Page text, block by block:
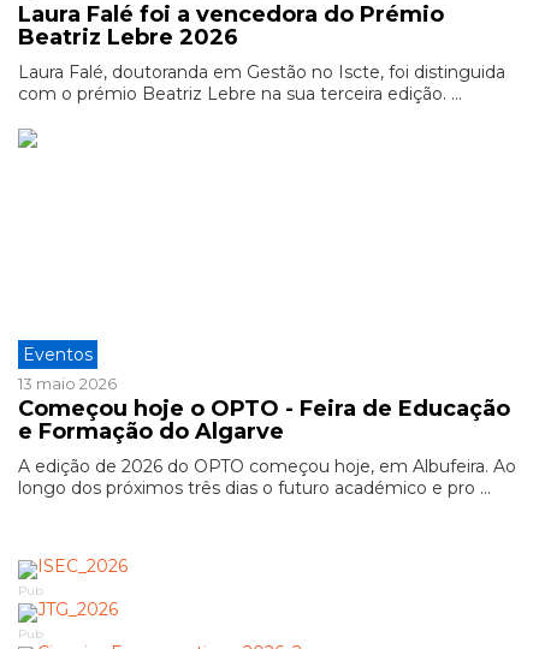
Laura Falé foi a vencedora do Prémio
Beatriz Lebre 2026
Laura Falé, doutoranda em Gestão no Iscte, foi distinguida
com o prémio Beatriz Lebre na sua terceira edição. ...
Eventos
13 maio 2026
Começou hoje o OPTO - Feira de Educação
e Formação do Algarve
A edição de 2026 do OPTO começou hoje, em Albufeira. Ao
longo dos próximos três dias o futuro académico e pro ...
Pub
Pub